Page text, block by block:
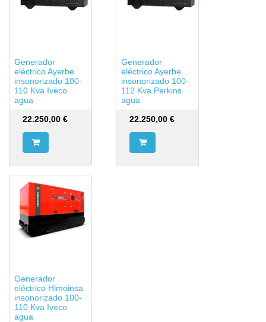
Generador
eléctrico Ayerbe
insonorizado 100-
110 Kva Iveco
agua
22.250,00 €
Generador
eléctrico Ayerbe
insonorizado 100-
112 Kva Perkins
agua
22.250,00 €
Generador
eléctrico Himoinsa
insonorizado 100-
110 Kva Iveco
agua